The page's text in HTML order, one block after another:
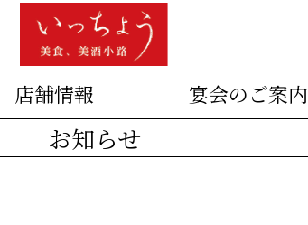
店舗情報 宴会のご案内
お知らせ